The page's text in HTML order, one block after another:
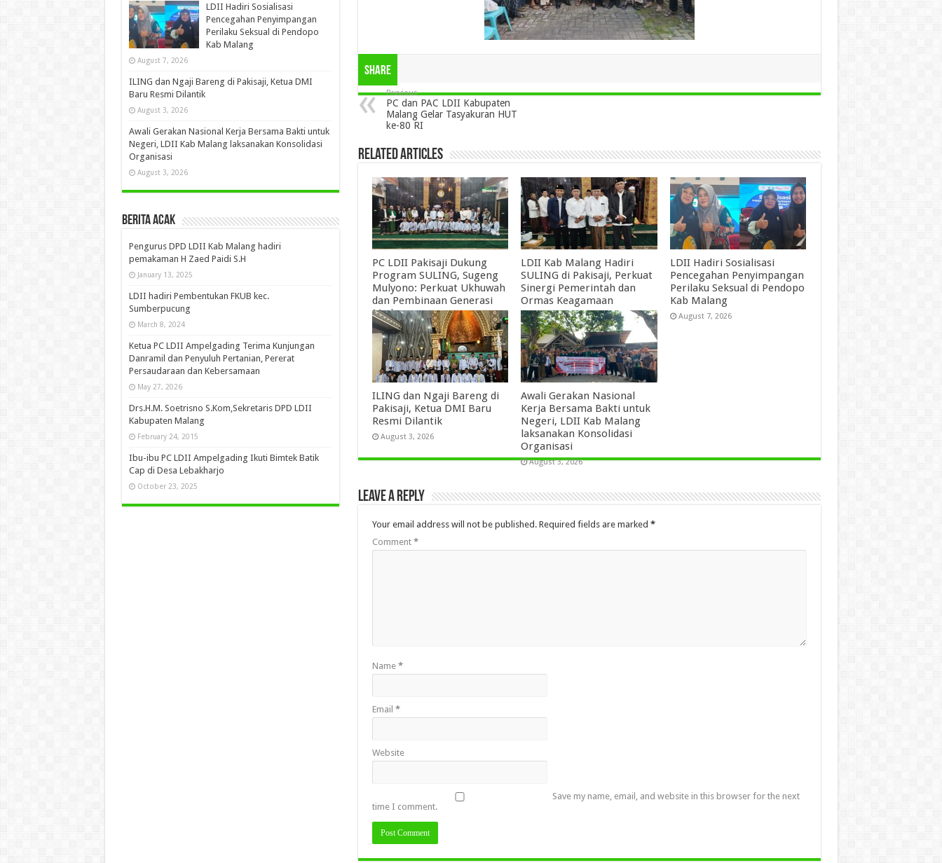
Share
Previous
PC dan PAC LDII Kabupaten
Malang Gelar Tasyakuran HUT
ke-80 RI
Related Articles
PC LDII Pakisaji Dukung
Program SULING, Sugeng
Mulyono: Perkuat Ukhuwah
dan Pembinaan Generasi
Muda
August 7, 2026
LDII Kab Malang Hadiri
SULING di Pakisaji, Perkuat
Sinergi Pemerintah dan
Ormas Keagamaan
August 7, 2026
LDII Hadiri Sosialisasi
Pencegahan Penyimpangan
Perilaku Seksual di Pendopo
Kab Malang
August 7, 2026
ILING dan Ngaji Bareng di
Pakisaji, Ketua DMI Baru
Resmi Dilantik
August 3, 2026
Awali Gerakan Nasional
Kerja Bersama Bakti untuk
Negeri, LDII Kab Malang
laksanakan Konsolidasi
Organisasi
August 3, 2026
Leave a Reply
Your email address will not be published. Required fields are marked *
Comment *
Name *
Email *
Website
Save my name, email, and website in this browser for the next
time I comment.
LDII Hadiri Sosialisasi
Pencegahan Penyimpangan
Perilaku Seksual di Pendopo
Kab Malang
August 7, 2026
ILING dan Ngaji Bareng di Pakisaji, Ketua DMI
Baru Resmi Dilantik
August 3, 2026
Awali Gerakan Nasional Kerja Bersama Bakti untuk
Negeri, LDII Kab Malang laksanakan Konsolidasi
Organisasi
August 3, 2026
Berita Acak
Pengurus DPD LDII Kab Malang hadiri
pemakaman H Zaed Paidi S.H
January 13, 2025
LDII hadiri Pembentukan FKUB kec.
Sumberpucung
March 8, 2024
Ketua PC LDII Ampelgading Terima Kunjungan
Danramil dan Penyuluh Pertanian, Pererat
Persaudaraan dan Kebersamaan
May 27, 2026
Drs.H.M. Soetrisno S.Kom,Sekretaris DPD LDII
Kabupaten Malang
February 24, 2015
Ibu-ibu PC LDII Ampelgading Ikuti Bimtek Batik
Cap di Desa Lebakharjo
October 23, 2025